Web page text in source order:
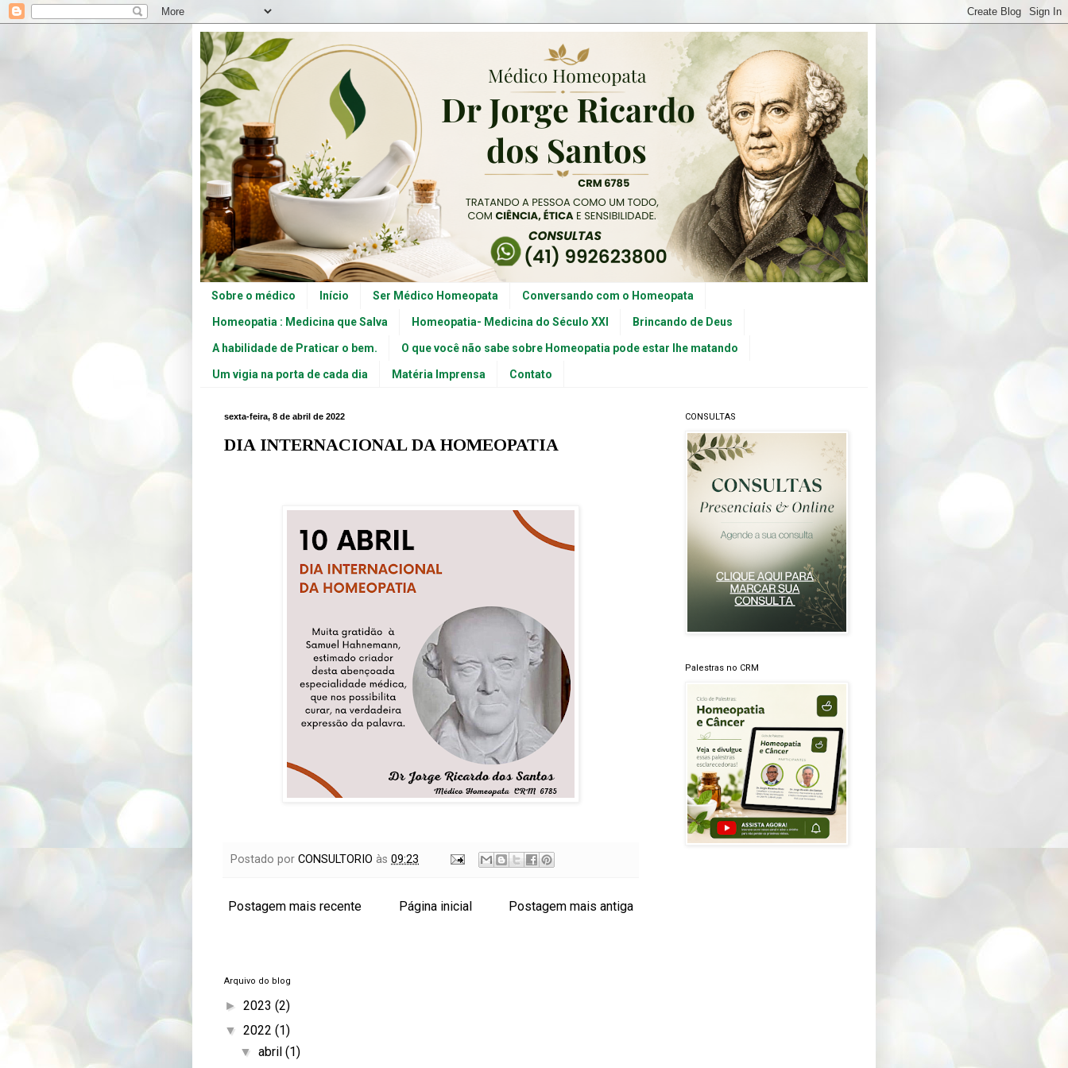
Sobre o médico Início Ser Médico Homeopata Conversando com o Homeopata
Homeopatia : Medicina que Salva Homeopatia- Medicina do Século XXI Brincando de Deus
A habilidade de Praticar o bem. O que você não sabe sobre Homeopatia pode estar lhe matando
Um vigia na porta de cada dia Matéria Imprensa Contato
sexta-feira, 8 de abril de 2022
DIA INTERNACIONAL DA HOMEOPATIA
Postado por CONSULTORIO às 09:23
Postagem mais recente Postagem mais antiga
Página inicial
CONSULTAS
Palestras no CRM
Arquivo do blog
► 2023 (2)
▼ 2022 (1)
▼abril(1)